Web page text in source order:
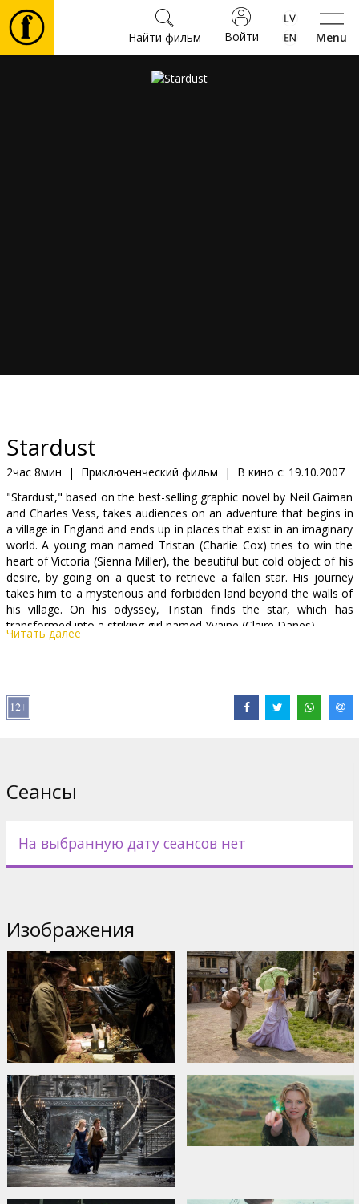
Menu
Войти
Найти фильм
Клуб
Stardust
2час 8мин | Приключенческий фильм | В кино с: 19.10.2007
"Stardust," based on the best-selling graphic novel by Neil Gaiman
and Charles Vess, takes audiences on an adventure that begins in
a village in England and ends up in places that exist in an imaginary
world. A young man named Tristan (Charlie Cox) tries to win the
heart of Victoria (Sienna Miller), the beautiful but cold object of his
desire, by going on a quest to retrieve a fallen star. His journey
takes him to a mysterious and forbidden land beyond the walls of
his village. On his odyssey, Tristan finds the star, which has
transformed into a striking girl named Yvaine (Claire Danes).
Directed by Matthew Vaughn
Читать далее
Сеансы
На выбранную дату сеансов нет
Изображения